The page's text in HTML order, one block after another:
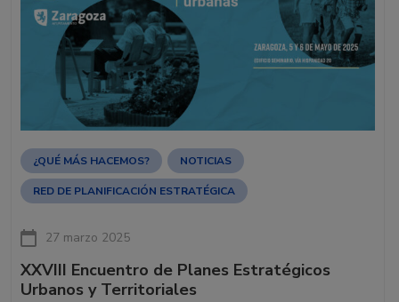
¿QUÉ MÁS HACEMOS? NOTICIAS
RED DE PLANIFICACIÓN ESTRATÉGICA
27 marzo 2025
XXVIII Encuentro de Planes Estratégicos
Urbanos y Territoriales